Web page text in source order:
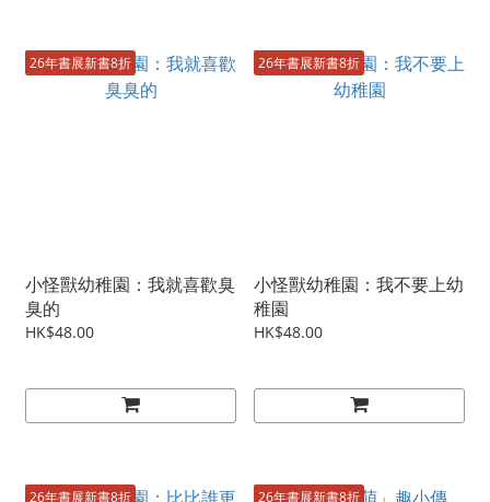
26年書展新書8折
小怪獸幼稚園：我就喜歡臭
臭的
HK$48.00
26年書展新書8折
小怪獸幼稚園：我不要上幼
稚園
HK$48.00
26年書展新書8折 26年書展新書8折